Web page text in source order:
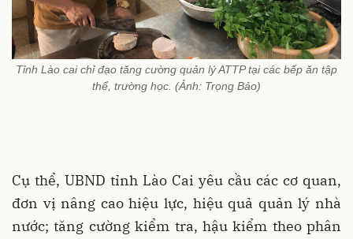
Tỉnh Lào cai chỉ đạo tăng cường quản lý ATTP tại các bếp ăn tập
thể, trường học. (Ảnh: Trọng Bảo)
Cụ thể, UBND tỉnh Lào Cai yêu cầu các cơ quan,
đơn vị nâng cao hiệu lực, hiệu quả quản lý nhà
nước; tăng cường kiểm tra, hậu kiểm theo phân